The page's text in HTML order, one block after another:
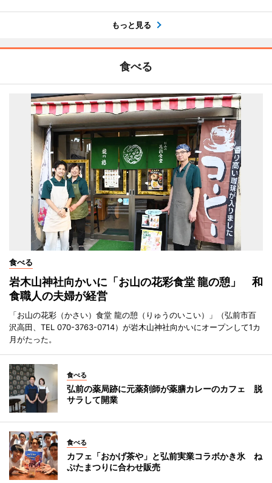
もっと見る
食べる
食べる
岩木山神社向かいに「お山の花彩食堂 龍の憩」 和
食職人の夫婦が経営
「お山の花彩（かさい）食堂 龍の憩（りゅうのいこい）」（弘前市百
沢高田、TEL 070-3763-0714）が岩木山神社向かいにオープンして1カ
月がたった。
食べる
弘前の薬局跡に元薬剤師が薬膳カレーのカフェ 脱
サラして開業
食べる
カフェ「おかげ茶や」と弘前実業コラボかき氷 ね
ぷたまつりに合わせ販売